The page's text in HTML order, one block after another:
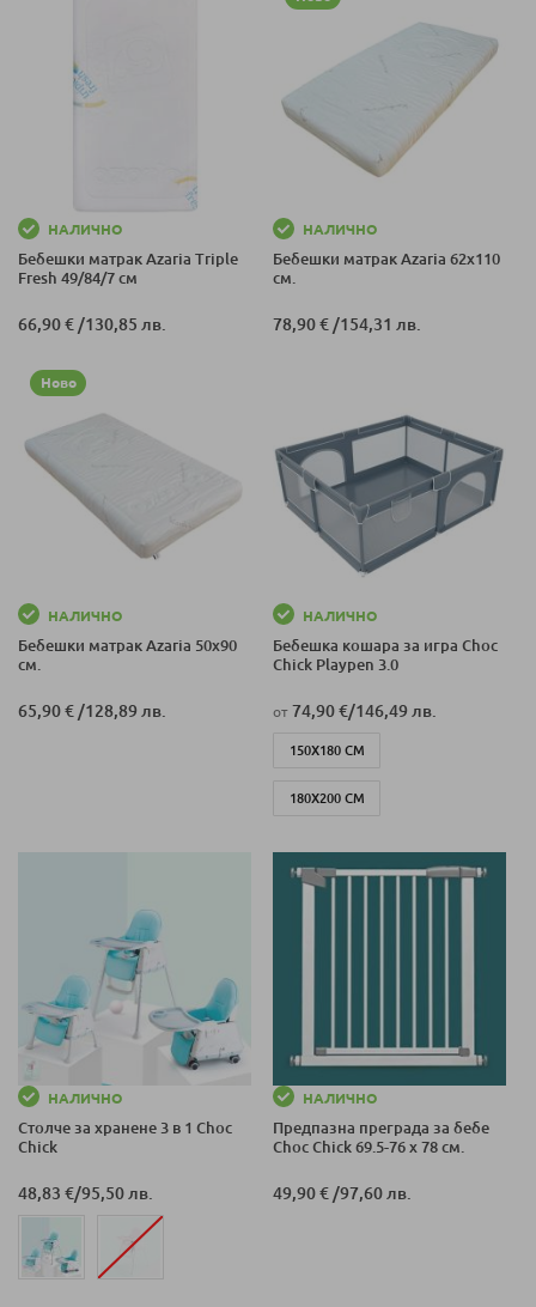
НАЛИЧНО
Бебешки матрак Azaria Triple
Fresh 49/84/7 см
66,90 € /130,85 лв.
НАЛИЧНО
Бебешки матрак Azaria 62х110
см.
78,90 € /154,31 лв.
Ново
НАЛИЧНО
Бебешки матрак Azaria 50х90
см.
65,90 € /128,89 лв.
НАЛИЧНО
Бебешка кошара за игра Choc
Chick Playpen 3.0
от 74,90 €/146,49 лв.
150Х180 СМ
180Х200 СМ
НАЛИЧНО
Столче за хранене 3 в 1 Choc
Chick
48,83 €/95,50 лв.
НАЛИЧНО
Предпазна преграда за бебе
Choc Chick 69.5-76 х 78 см.
49,90 € /97,60 лв.